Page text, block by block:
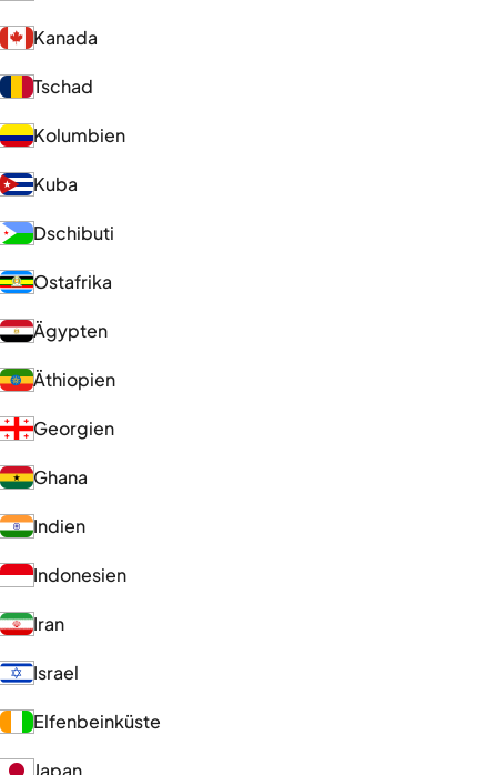
Kanada
Tschad
Kolumbien
Kuba
Dschibuti
Ostafrika
Ägypten
Äthiopien
Georgien
Ghana
Indien
Indonesien
Iran
Israel
Elfenbeinküste
Japan